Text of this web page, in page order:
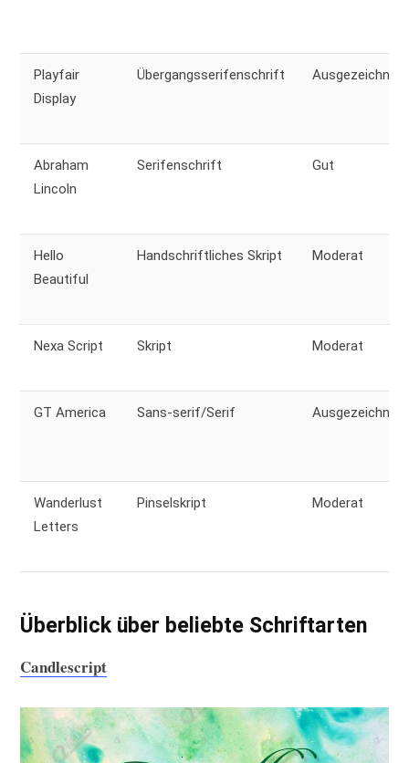
Playfair
Display
Übergangsserifenschrift Ausgezeichnet
Abraham
Lincoln
Serifenschrift Gut
Hello
Beautiful
Handschriftliches Skript Moderat
Nexa Script Skript Moderat
GT America Sans-serif/Serif Ausgezeichnet
Wanderlust
Letters
Pinselskript Moderat
Überblick über beliebte Schriftarten
Candlescript